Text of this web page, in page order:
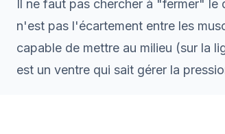
Il ne faut pas chercher à "fermer"
n'est pas l'écartement entre les
capable de mettre au milieu (sur la
est un ventre qui sait gérer la